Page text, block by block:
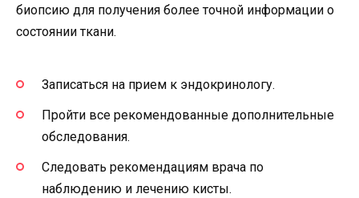
биопсию для получения более точной информации о
состоянии ткани.
Записаться на прием к эндокринологу.
Пройти все рекомендованные дополнительные
обследования.
Следовать рекомендациям врача по
наблюдению и лечению кисты.